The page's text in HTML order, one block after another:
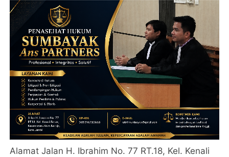
Alamat Jalan H. Ibrahim No. 77 RT.18, Kel. Kenali